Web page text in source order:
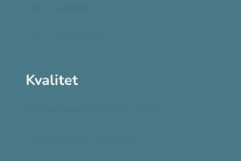
Kvalitet